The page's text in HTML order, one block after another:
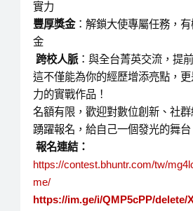
實力
豐厚獎金：解鎖大使專屬任務，
金
跨校人脈：與全台菁英交流，提
這不僅能為你的經歷增添亮點，
力的實戰作品！
名額有限，歡迎對數位創新、社
踴躍報名，給自己一個發光的舞台
報名連結：
https://contest.bhuntr.com/tw/
me/
https://im.ge/i/QMP5cPP/delete/